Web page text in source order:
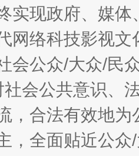
实现政府、媒
网络科技影视
会公众/大众/民
会公共意识、
，合法有效地
，全面贴近公